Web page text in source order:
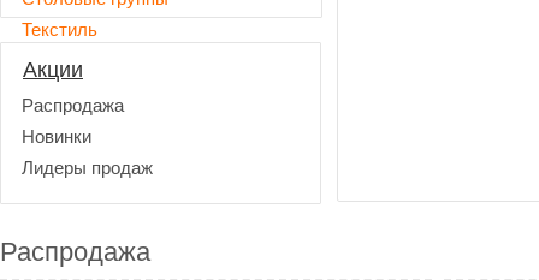
Текстиль
Акции
Распродажа
Новинки
Лидеры продаж
Распродажа